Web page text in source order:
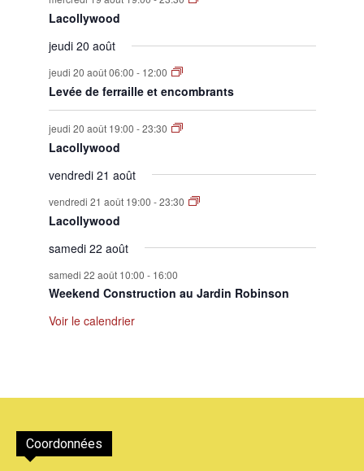
Lacollywood
jeudi 20 août
jeudi 20 août 06:00 - 12:00
Levée de ferraille et encombrants
jeudi 20 août 19:00 -23:30
Lacollywood
vendredi 21 août
vendredi 21 août 19:00 -23:30
Lacollywood
samedi 22 août
samedi 22 août 10:00 - 16:00
Weekend Construction au Jardin Robinson
Voir le calendrier
Coordonnées